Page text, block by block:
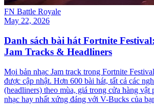
FN Battle Royale
May 22, 2026
Danh sách bài hát Fortnite
Jam Tracks & Headliners
Mọi bản nhạc Jam track trong Fortnite
được cập nhật. Hơn 600 bài hát, tất cả các
(headliners) theo mùa, giá trong cửa hàng vật
nhạc hay nhất xứng đáng với V-Bucks của